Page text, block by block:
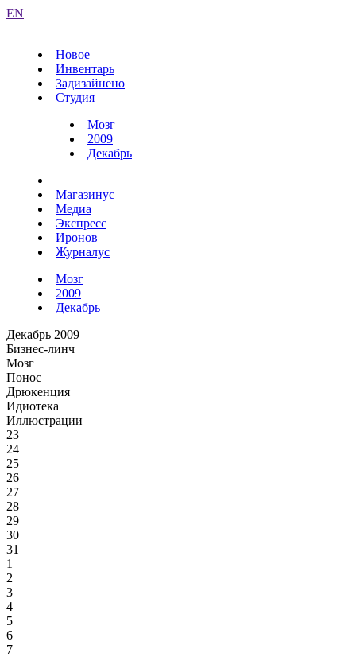
EN
Новое
Инвентарь
Задизайнено
Студия
Мозг
2009
Декабрь
Магазинус
Медиа
Экспресс
Иронов
Журналус
Мозг
2009
Декабрь
Декабрь 2009
Бизнес-линч
Мозг
Понос
Дрюкенция
Идиотека
Иллюстрации
23
24
25
26
27
28
29
30
31
1
2
3
4
5
6
7